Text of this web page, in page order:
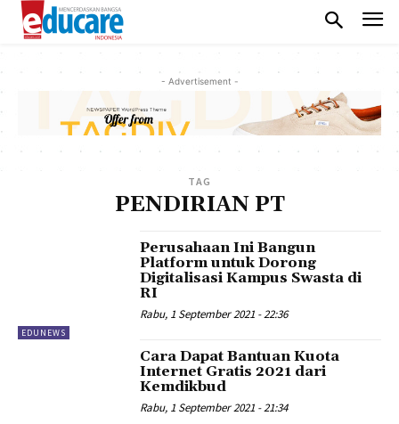
- Advertisement -
TAG
PENDIRIAN PT
EDUNEWS
Perusahaan Ini Bangun
Platform untuk Dorong
Digitalisasi Kampus Swasta di
RI
Rabu, 1 September 2021 - 22:36
Cara Dapat Bantuan Kuota
Internet Gratis 2021 dari
Kemdikbud
Rabu, 1 September 2021 - 21:34